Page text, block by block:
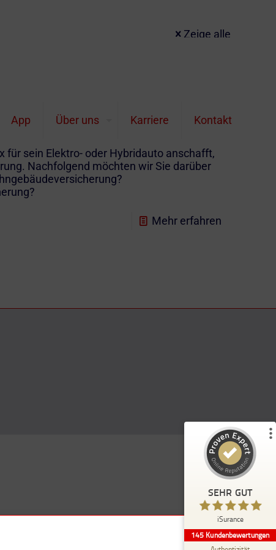
App Über uns Karriere Kontakt
Zeige alle
Die Kreditanstalt für Wiederaufbau
Antriebstechnik. Sie vergibt einen
für sein Elektro- oder Hybridauto anschafft,
Nachfolgend möchten wir Sie darüber
Mehr erfahren
SEHR GUT
iSurance
145 Kundenbewertungen
100
%
Empfehlungen auf
ProvenExpert.com
31
Bewertungen auf
ProvenExpert.com
anderen Quellen
Blick aufs ProvenExpert-Profil werfen